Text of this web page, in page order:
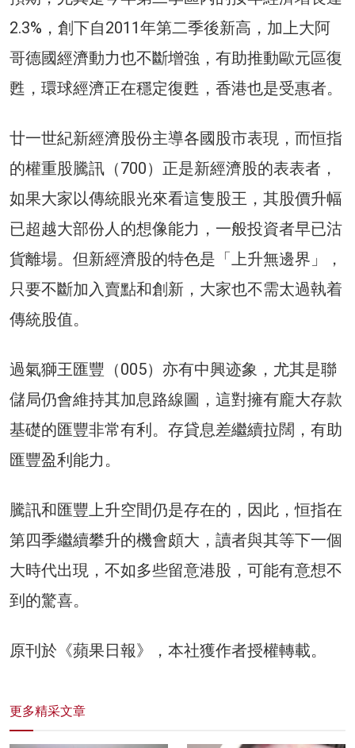
2.3%，創下自2011年第二季後新高，加上大阿
哥德國經濟動力也不斷增強，有助推動歐元區復
甦，環球經濟正在穩定復甦，香港也是受惠者。
廿一世紀新經濟股份主導各國股市表現，而恒指
的權重股騰訊（700）正是新經濟股的表表者，
如果大家以傳統眼光來看這隻股王，其股價升幅
已超越大部份人的想像能力，一般投資者早已沽
貨離場。但新經濟股的特色是「上升無邊界」，
只要不斷加入賣點和創新，大家也不需太過執着
傳統股值。
過氣獅王匯豐（005）亦有中興迹象，尤其是聯
儲局仍會維持其加息路線圖，這對擁有龐大存款
基礎的匯豐非常有利。存貸息差繼續拉闊，有助
匯豐盈利能力。
騰訊和匯豐上升空間仍是存在的，因此，恒指在
第四季繼續攀升的機會頗大，讀者與其等下一個
大時代出現，不如多些留意港股，可能有意想不
到的驚喜。
原刊於《蘋果日報》，本社獲作者授權轉載。
更多精采文章